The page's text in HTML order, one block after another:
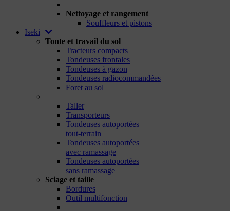
Nettoyage et rangement
Souffleurs et pistons
Iseki
Tonte et travail du sol
Tracteurs compacts
Tondeuses frontales
Tondeuses à gazon
Tondeuses radiocommandées
Foret au sol
Taller
Transporteurs
Tondeuses autoportées
tout-terrain
Tondeuses autoportées
avec ramassage
Tondeuses autoportées
sans ramassage
Sciage et taille
Bordures
Outil multifonction